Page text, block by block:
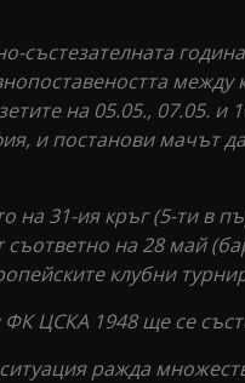
състезателната
на 05.05., 07.05.
постанови мачът да
31-ия кръг (5-ти в
на 28 май
клубни
ЦСКА 1948 ще се
ражда